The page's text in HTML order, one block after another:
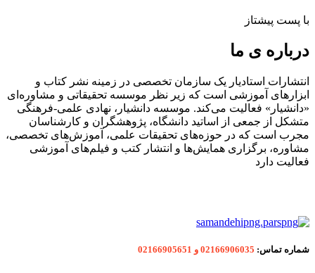
با پست پیشتاز
درباره ی ما
انتشارات استادیار یک سازمان تخصصی در زمینه نشر کتاب و
ابزارهای آموزشی است که زیر نظر موسسه تحقیقاتی و مشاوره‌ای
«دانشیار» فعالیت می‌کند. موسسه دانشیار، نهادی علمی-فرهنگی
متشکل از جمعی از اساتید دانشگاه، پژوهشگران و کارشناسان
مجرب است که در حوزه‌های تحقیقات علمی، آموزش‌های تخصصی،
مشاوره، برگزاری همایش‌ها و انتشار کتب و فیلم‌های آموزشی
فعالیت دارد
شماره تماس: 02166906035 و 02166905651